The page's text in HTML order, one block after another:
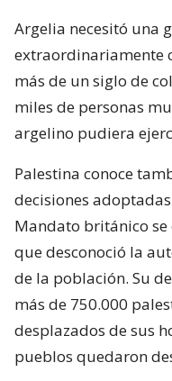
Argelia necesitó una
extraordinariamente
más de un siglo de
miles de personas
argelino pudiera
Palestina conoce
decisiones
Mandato británico
que desconoció la
de la población. Su
más de 750.000
desplazados de sus
pueblos quedaron